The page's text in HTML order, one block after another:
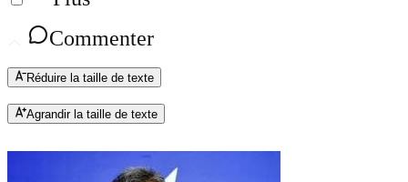
Commenter
Réduire la taille de texte
Agrandir la taille de texte